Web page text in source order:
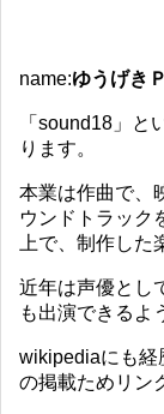
name:ゆうげきＰ
「sound18」と
ります。
本業は作曲で、
ウンドトラック
上で、制作した
近年は声優とし
も出演できるよ
wikipediaにも経
の掲載ためリン